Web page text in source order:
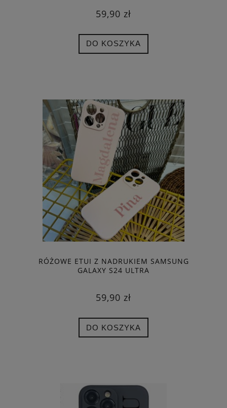
59,90 zł
DO KOSZYKA
RÓŻOWE ETUI Z NADRUKIEM SAMSUNG
GALAXY S24 ULTRA
59,90 zł
DO KOSZYKA